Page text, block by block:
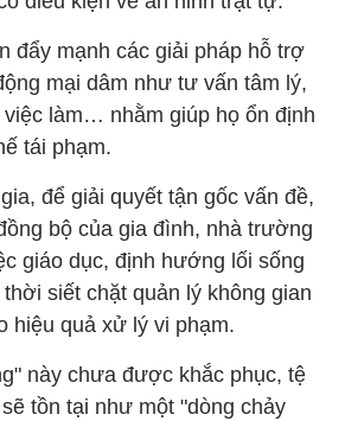
đẩy mạnh các giải pháp hỗ trợ
mại dâm như tư vấn tâm lý,
làm… nhằm giúp họ ổn định
tái phạm.
để giải quyết tận gốc vấn đề,
bộ của gia đình, nhà trường
giáo dục, định hướng lối sống
siết chặt quản lý không gian
hiệu quả xử lý vi phạm.
này chưa được khắc phục, tệ
tồn tại như một "dòng chảy